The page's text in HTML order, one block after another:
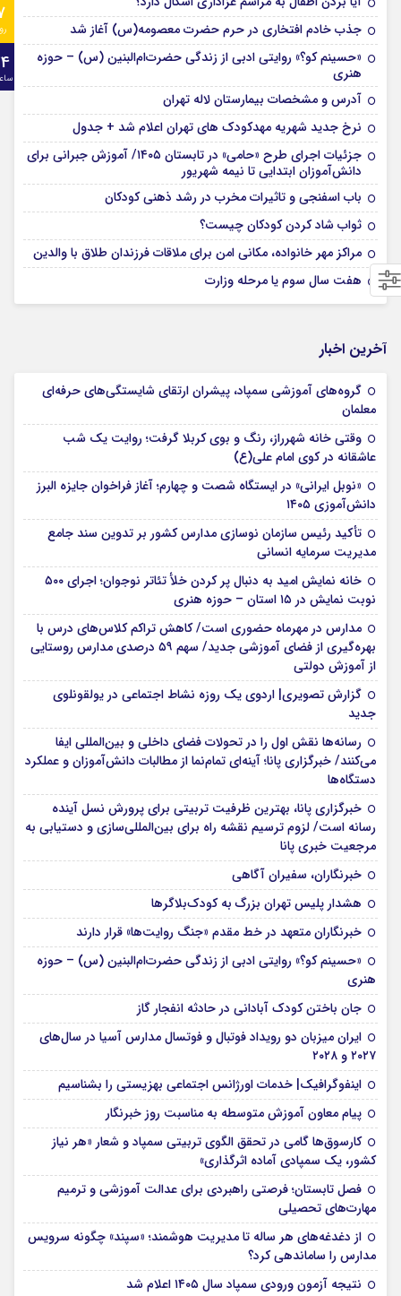
جذب خادم افتخاری در حرم حضرت معصومه(س) آغاز شد
«حسینم کو؟» روایتی ادبی از زندگی حضرت‌ام‌البنین (س) – حوزه
هنری
آدرس و مشخصات بیمارستان لاله تهران
نرخ جدید شهریه مهدکودک های تهران اعلام شد + جدول
جزئیات اجرای طرح «حامی» در تابستان ۱۴۰۵/ آموزش جبرانی برای
دانش‌آموزان ابتدایی تا نیمه شهریور
باب اسفنجی و تاثیرات مخرب در رشد ذهنی کودکان
ثواب شاد کردن کودکان چیست؟
مراکز مهر خانواده، مکانی امن برای ملاقات فرزندان طلاق با والدین
هفت سال سوم یا مرحله وزارت
آخرین اخبار
گروه‌های آموزشی سمپاد، پیشران ارتقای شایستگی‌های حرفه‌ای
معلمان
وقتی خانه شهرراز، رنگ و بوی کربلا گرفت؛ روایت یک شب
عاشقانه در کوی امام علی(ع)
«نوبل ایرانی» در ایستگاه شصت و چهارم؛ آغاز فراخوان جایزه البرز
دانش‌آموزی ۱۴۰۵
تأکید رئیس سازمان نوسازی مدارس کشور بر تدوین سند جامع
مدیریت سرمایه انسانی
خانه نمایش امید به دنبال پر کردن خلأ تئاتر نوجوان؛ اجرای ۵۰۰
نوبت نمایش در ۱۵ استان – حوزه هنری
مدارس در مهرماه حضوری است/ کاهش تراکم کلاس‌های درس با
بهره‌گیری از فضای آموزشی جدید/ سهم ۵۹ درصدی مدارس روستایی
از آموزش دولتی
گزارش تصویری| اردوی یک روزه نشاط اجتماعی در یولقونلوی
جدید
رسانه‌ها نقش اول را در تحولات فضای داخلی و بین‌المللی ایفا
می‌کنند/ خبرگزاری پانا؛ آینه‌ای تمام‌نما از مطالبات دانش‌آموزان و عملکرد
دستگاه‌ها
خبرگزاری پانا، بهترین ظرفیت تربیتی برای پرورش نسل آینده
رسانه است/ لزوم ترسیم نقشه راه برای بین‌المللی‌سازی و دستیابی به
مرجعیت خبری پانا
خبرنگاران، سفیران آگاهی
هشدار پلیس تهران بزرگ به کودک‌بلاگرها
خبرنگاران متعهد در خط مقدم «جنگ روایت‌ها» قرار دارند
«حسینم کو؟» روایتی ادبی از زندگی حضرت‌ام‌البنین (س) – حوزه
هنری
جان باختن کودک آبادانی در حادثه انفجار گاز
ایران میزبان دو رویداد فوتبال و فوتسال مدارس آسیا در سال‌های
۲۰۲۷ و ۲۰۲۸
اینفوگرافیک| خدمات اورژانس اجتماعی بهزیستی را بشناسیم
پیام معاون آموزش متوسطه به مناسبت روز خبرنگار
کارسوق‌ها گامی در تحقق الگوی تربیتی سمپاد و شعار «هر نیاز
کشور، یک سمپادی آماده اثرگذاری»
فصل تابستان؛ فرصتی راهبردی برای عدالت آموزشی و ترمیم
مهارت‌های تحصیلی
از دغدغه‌های هر ساله تا مدیریت هوشمند؛ «سپند» چگونه سرویس
مدارس را ساماندهی کرد؟
نتیجه آزمون ورودی سمپاد سال ۱۴۰۵ اعلام شد